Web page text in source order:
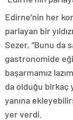
Edirne’nin her
parlayan bir
Sezer, “Bunu
gastronomide
başarmamız
da olduğu birkaç
yanına
yer verdi.